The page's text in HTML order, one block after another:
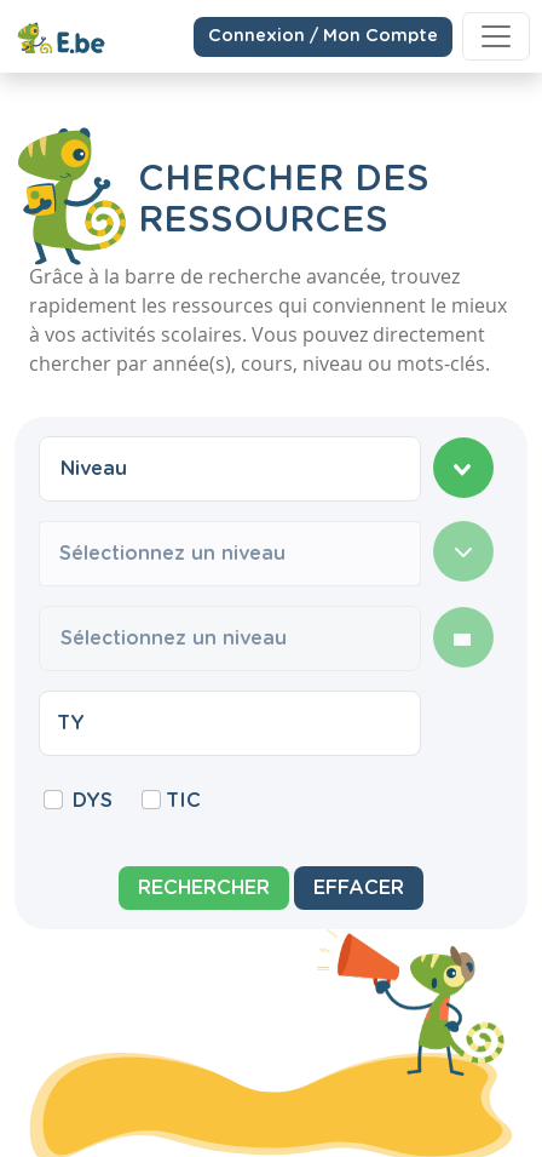
Connexion / Mon Compte
CHERCHER DES
RESSOURCES
Grâce à la barre de recherche avancée, trouvez
rapidement les ressources qui conviennent le mieux
à vos activités scolaires. Vous pouvez directement
chercher par année(s), cours, niveau ou mots-clés.
Sélectionnez un niveau
DYS TIC
RECHERCHER EFFACER